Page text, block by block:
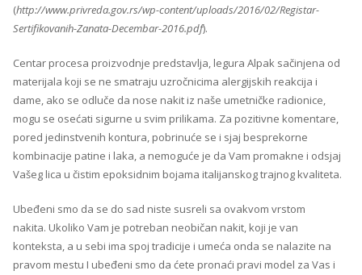
(http://www.privreda.gov.rs/wp-content/uploads/2016/02/Registar-
Sertifikovanih-Zanata-Decembar-2016.pdf).
Centar procesa proizvodnje predstavlja, legura Alpak sačinjena od
materijala koji se ne smatraju uzročnicima alergijskih reakcija i
dame, ako se odluče da nose nakit iz naše umetničke radionice,
mogu se osećati sigurne u svim prilikama. Za pozitivne komentare,
pored jedinstvenih kontura, pobrinuće se i sjaj besprekorne
kombinacije patine i laka, a nemoguće je da Vam promakne i odsjaj
Vašeg lica u čistim epoksidnim bojama italijanskog trajnog kvaliteta.
Ubeđeni smo da se do sad niste susreli sa ovakvom vrstom
nakita. Ukoliko Vam je potreban neobičan nakit, koji je van
konteksta, a u sebi ima spoj tradicije i umeća onda se nalazite na
pravom mestu I ubeđeni smo da ćete pronaći pravi model za Vas i